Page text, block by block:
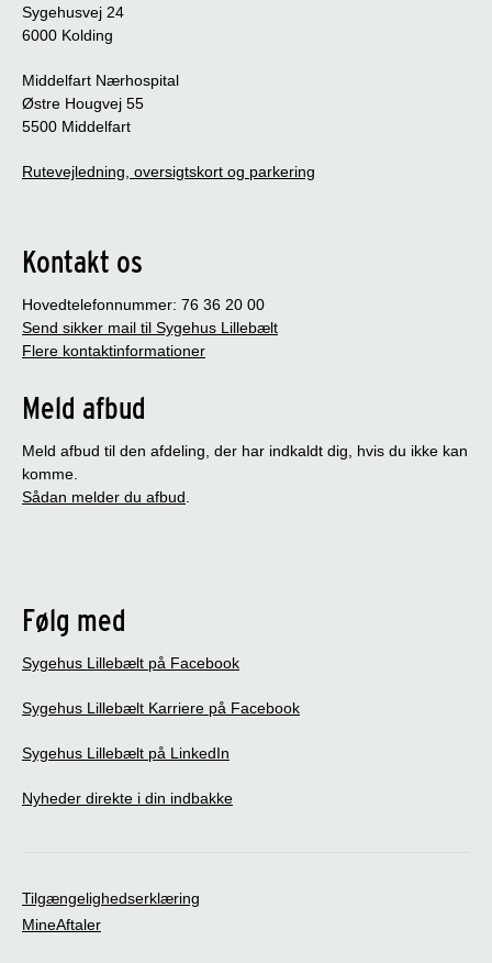
Sygehusvej 24
6000 Kolding
Middelfart Nærhospital
Østre Hougvej 55
5500 Middelfart
Rutevejledning, oversigtskort og parkering
Kontakt os
Hovedtelefonnummer: 76 36 20 00
Send sikker mail til Sygehus Lillebælt
Flere kontaktinformationer
Meld afbud
Meld afbud til den afdeling, der har indkaldt dig, hvis du ikke kan
komme.
Sådan melder du afbud.
Følg med
Sygehus Lillebælt på Facebook
Sygehus Lillebælt Karriere på Facebook
Sygehus Lillebælt på LinkedIn
Nyheder direkte i din indbakke
Tilgængelighedserklæring
MineAftaler